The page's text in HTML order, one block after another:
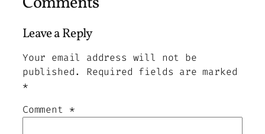
Leave a Reply
Your email address will not be
published.
Required fields are marked
*
Comment *